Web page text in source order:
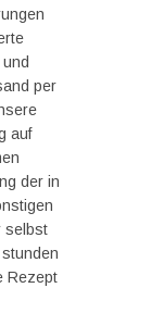
per
auf
der in
selbst
Rezept